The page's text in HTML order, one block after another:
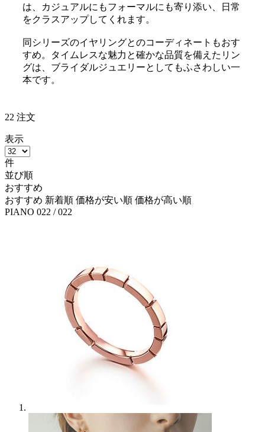
は、カジュアルにもフォーマルにも寄り添い、日常
をクラスアップしてくれます。
同シリーズのイヤリングとのコーディネートもおす
すめ。タイムレスな魅力と確かな品質を備えたリン
グは、ブライダルジュエリーとしてもふさわしい一
本です。
22 注文
表示
件
並び順
おすすめ
おすすめ 新着順 価格が安い順 価格が高い順
PIANO 022 / 022